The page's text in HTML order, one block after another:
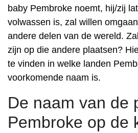
baby Pembroke noemt, hij/zij
volwassen is, zal willen
andere delen van de wereld.
zijn op die andere plaatsen?
te vinden in welke landen
voorkomende naam is.
De naam van de
Pembroke op de